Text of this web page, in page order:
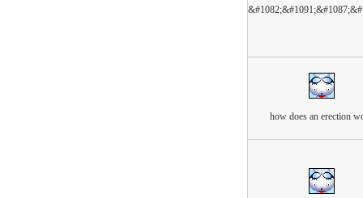
how does an erection